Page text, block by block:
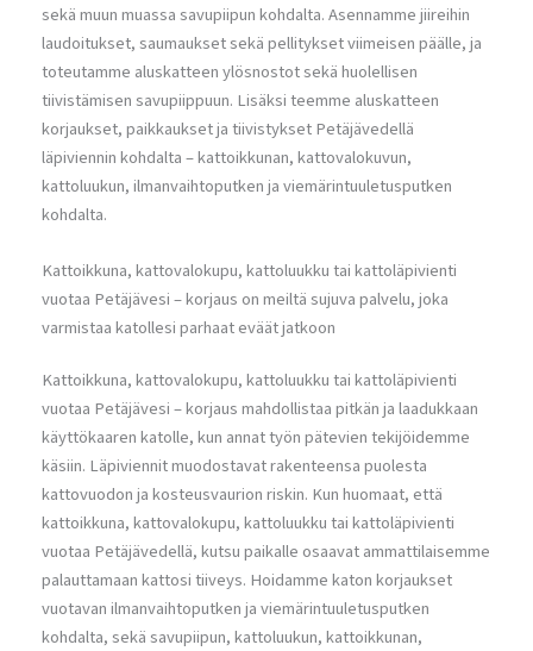
sekä muun muassa savupiipun kohdalta. Asennamme jiireihin
laudoitukset, saumaukset sekä pellitykset viimeisen päälle, ja
toteutamme aluskatteen ylösnostot sekä huolellisen
tiivistämisen savupiippuun. Lisäksi teemme aluskatteen
korjaukset, paikkaukset ja tiivistykset Petäjävedellä
läpiviennin kohdalta – kattoikkunan, kattovalokuvun,
kattoluukun, ilmanvaihtoputken ja viemärintuuletusputken
kohdalta.
Kattoikkuna, kattovalokupu, kattoluukku tai kattoläpivienti
vuotaa Petäjävesi – korjaus on meiltä sujuva palvelu, joka
varmistaa katollesi parhaat eväät jatkoon
Kattoikkuna, kattovalokupu, kattoluukku tai kattoläpivienti
vuotaa Petäjävesi – korjaus mahdollistaa pitkän ja laadukkaan
käyttökaaren katolle, kun annat työn pätevien tekijöidemme
käsiin. Läpiviennit muodostavat rakenteensa puolesta
kattovuodon ja kosteusvaurion riskin. Kun huomaat, että
kattoikkuna, kattovalokupu, kattoluukku tai kattoläpivienti
vuotaa Petäjävedellä, kutsu paikalle osaavat ammattilaisemme
palauttamaan kattosi tiiveys. Hoidamme katon korjaukset
vuotavan ilmanvaihtoputken ja viemärintuuletusputken
kohdalta, sekä savupiipun, kattoluukun, kattoikkunan,